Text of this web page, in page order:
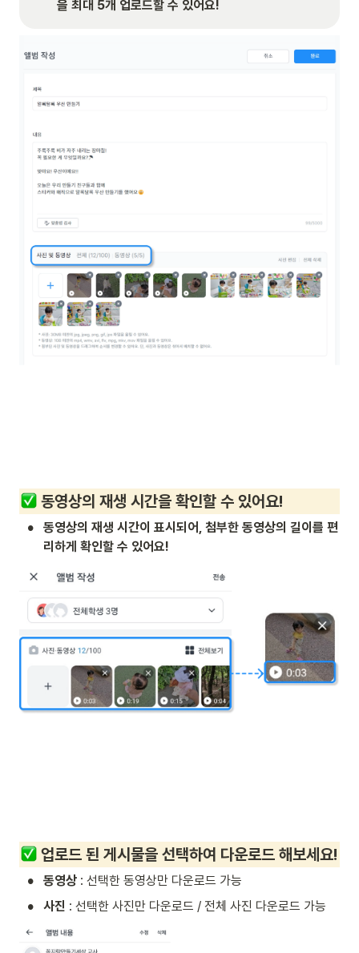
을 최대 5개 업로드할 수 있어요!
동영상의 재생 시간을 확인할 수 있어요!
•
동영상의 재생 시간이 표시되어, 첨부한 동영상의 길이를 편
리하게 확인할 수 있어요!
업로드 된 게시물을 선택하여 다운로드 해보세요!
• 동영상 : 선택한 동영상만 다운로드 가능
• 사진 : 선택한 사진만 다운로드 / 전체 사진 다운로드 가능